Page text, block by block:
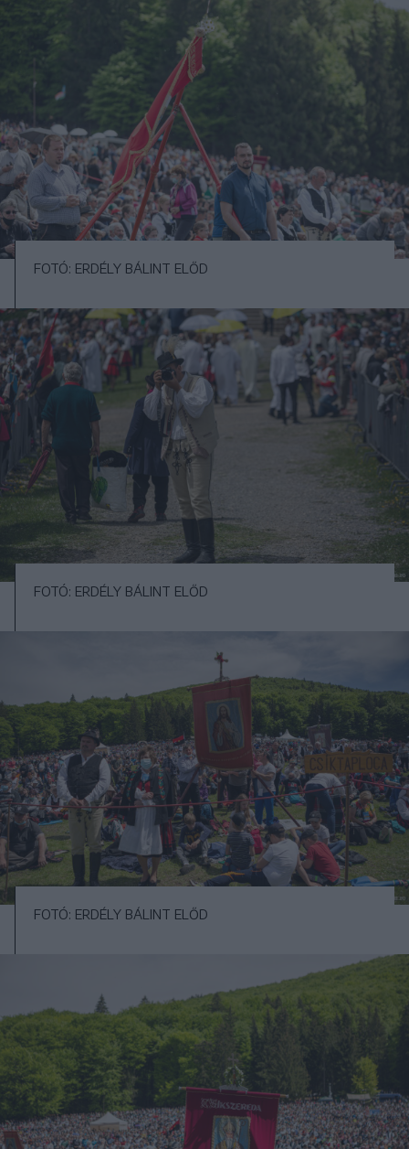
FOTÓ: ERDÉLY BÁLINT ELŐD
FOTÓ: ERDÉLY BÁLINT ELŐD
FOTÓ: ERDÉLY BÁLINT ELŐD